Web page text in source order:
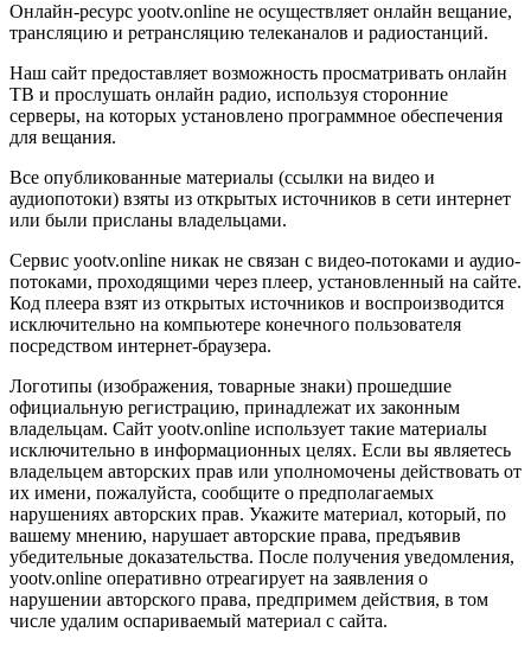
Онлайн-ресурс yootv.online не осуществляет онлайн вещание,
трансляцию и ретрансляцию телеканалов и радиостанций.
Наш сайт предоставляет возможность просматривать онлайн
ТВ и прослушать онлайн радио, используя сторонние
серверы, на которых установлено программное обеспечения
для вещания.
Все опубликованные материалы (ссылки на видео и
аудиопотоки) взяты из открытых источников в сети интернет
или были присланы владельцами.
Сервис yootv.online никак не связан с видео-потоками и аудио-
потоками, проходящими через плеер, установленный на сайте.
Код плеера взят из открытых источников и воспроизводится
исключительно на компьютере конечного пользователя
посредством интернет-браузера.
Логотипы (изображения, товарные знаки) прошедшие
официальную регистрацию, принадлежат их законным
владельцам. Сайт yootv.online использует такие материалы
исключительно в информационных целях. Если вы являетесь
владельцем авторских прав или уполномочены действовать от
их имени, пожалуйста, сообщите о предполагаемых
нарушениях авторских прав. Укажите материал, который, по
вашему мнению, нарушает авторские права, предъявив
убедительные доказательства. После получения уведомления,
yootv.online оперативно отреагирует на заявления о
нарушении авторского права, предпримем действия, в том
числе удалим оспариваемый материал с сайта.